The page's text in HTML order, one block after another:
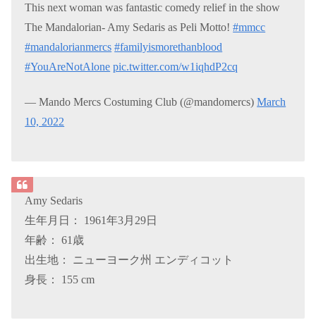
This next woman was fantastic comedy relief in the show
The Mandalorian- Amy Sedaris as Peli Motto!#mmcc
#mandalorianmercs #familyismorethanblood
#YouAreNotAlone pic.twitter.com/w1iqhdP2cq
— Mando Mercs Costuming Club (@mandomercs)March
10, 2022
Amy Sedaris
生年月日： 1961年3月29日
年齢： 61歳
出生地： ニューヨーク州 エンディコット
身長： 155 cm